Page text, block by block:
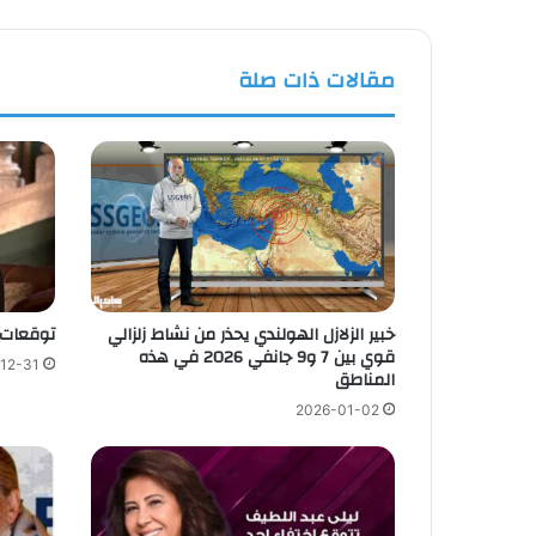
مقالات ذات صلة
خبير الزلازل الهولندي يحذر من نشاط زلزالي
قوي بين 7 و9 جانفي 2026 في هذه
المناطق
2026-01-02
توقعات
31